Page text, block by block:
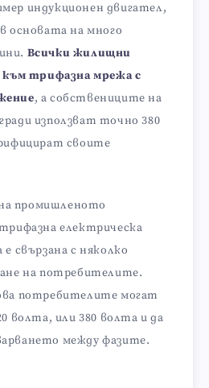
индукционен двигател,
основата на много
Всички жилищни
към трифазна мрежа с
, а собствениците на
използват точно 380
своите
промишленото
електрическа
свързана с няколко
на потребителите.
потребителите могат
волта, или 380 волта и да
между фазите.